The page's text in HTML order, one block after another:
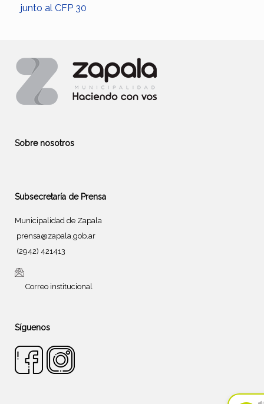
junto al CFP 30
Sobre nosotros
Subsecretaría de Prensa
Municipalidad de Zapala
prensa@zapala.gob.ar
(2942) 421413
Correo institucional
Síguenos